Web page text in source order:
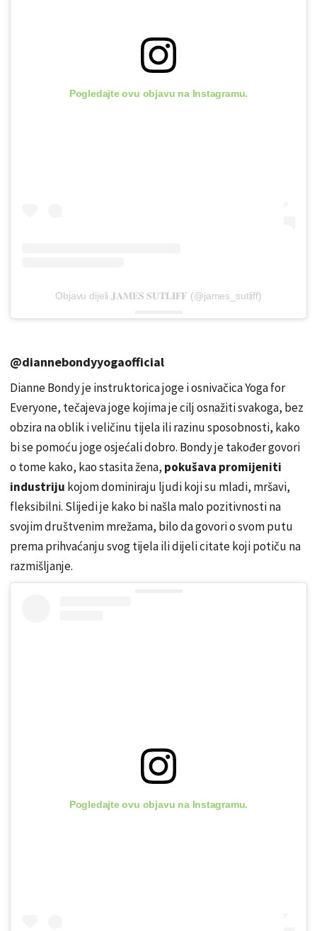
Pogledajte ovu objavu na Instagramu.
Objavu dijeli 𝐉𝐀𝐌𝐄𝐒 𝐒𝐔𝐓𝐋𝐈𝐅𝐅 (@james_sutliff)
@diannebondyyogaofficial
Dianne Bondy je instruktorica joge i osnivačica Yoga for
Everyone, tečajeva joge kojima je cilj osnažiti svakoga, bez
obzira na oblik i veličinu tijela ili razinu sposobnosti, kako
bi se pomoću joge osjećali dobro. Bondy je također govori
o tome kako, kao stasita žena, pokušava promijeniti
industriju kojom dominiraju ljudi koji su mladi, mršavi,
fleksibilni. Slijedi je kako bi našla malo pozitivnosti na
svojim društvenim mrežama, bilo da govori o svom putu
prema prihvaćanju svog tijela ili dijeli citate koji potiču na
razmišljanje.
Pogledajte ovu objavu na Instagramu.